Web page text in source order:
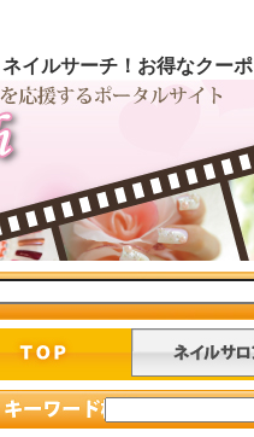
イルサーチ！お得なクー